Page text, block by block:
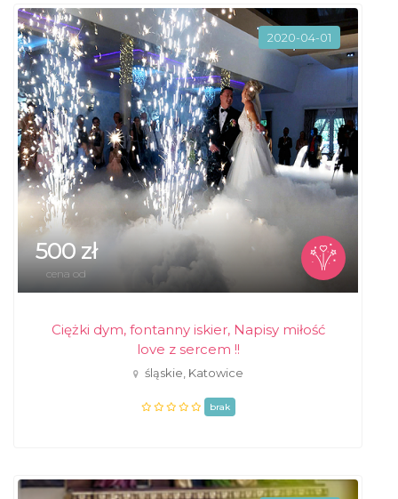
2020-04-01
500 zł
cena od
Ciężki dym, fontanny iskier, Napisy miłość
love z sercem !!
śląskie, Katowice
brak